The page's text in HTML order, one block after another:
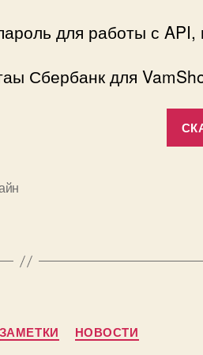
для работы с API,
Сбербанк для
Рубрики
ЗАМЕТКИ НОВОСТИ